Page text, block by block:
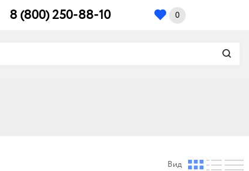
8 (800) 250-88-10 0
Вид